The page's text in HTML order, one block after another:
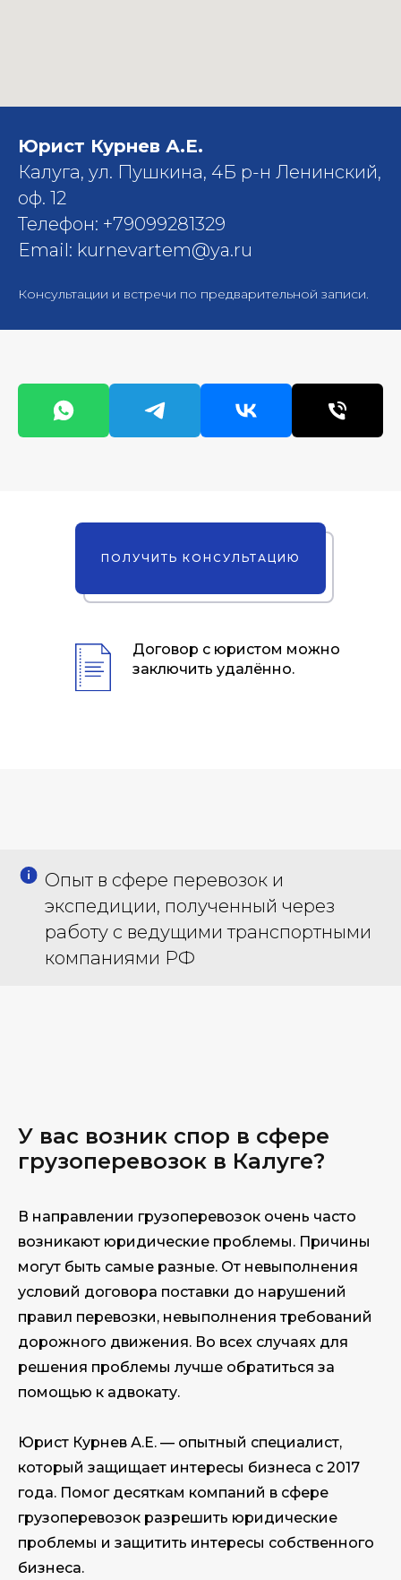
Юрист Курнев А.Е.
Калуга, ул. Пушкина, 4Б р-н Ленинский,
оф. 12
Телефон: +79099281329
Email: kurnevartem@ya.ru
Консультации и встречи по предварительной записи.
ПОЛУЧИТЬ КОНСУЛЬТАЦИЮ
Договор с юристом можно
заключить удалённо.
Опыт в сфере перевозок и
экспедиции, полученный через
работу с ведущими транспортными
компаниями РФ
У вас возник спор в сфере
грузоперевозок в Калуге?
В направлении грузоперевозок очень часто
возникают юридические проблемы. Причины
могут быть самые разные. От невыполнения
условий договора поставки до нарушений
правил перевозки, невыполнения требований
дорожного движения. Во всех случаях для
решения проблемы лучше обратиться за
помощью к адвокату.
Юрист Курнев А.Е. — опытный специалист,
который защищает интересы бизнеса с 2017
года. Помог десяткам компаний в сфере
грузоперевозок разрешить юридические
проблемы и защитить интересы собственного
бизнеса.